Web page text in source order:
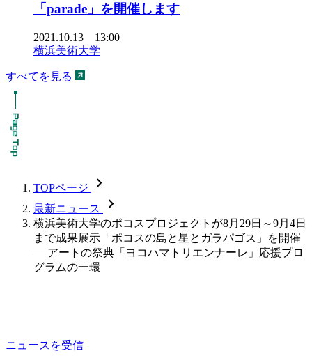
「parade」を開催します
2021.10.13 13:00
横浜美術大学
すべてを見る
TOPページ chevron_forward
最新ニュース chevron_forward
横浜美術大学のポコスプロジェクトが8月29日～9月4日
まで成果展示「ポコスの島と星とガラパゴス」を開催
— アートの祭典「ヨコハマトリエンナーレ」応援プロ
グラムの一環
ニュースを受信